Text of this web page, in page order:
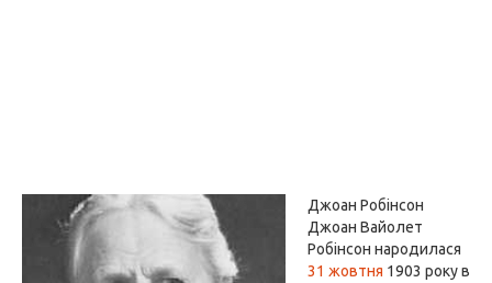
Джоан Робінсон
Джоан Вайолет
Робінсон народилася
31 жовтня 1903 року в